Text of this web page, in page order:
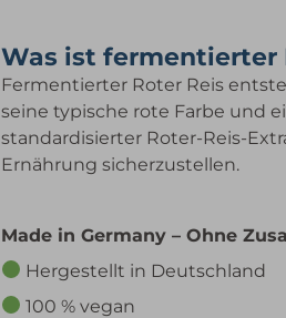
Was ist fermentierter
Fermentierter Roter Reis
seine typische rote Farbe und
standardisierter Roter-Reis-
Ernährung sicherzustellen.
Made in Germany – Ohne
Hergestellt in Deutschland
100 % vegan